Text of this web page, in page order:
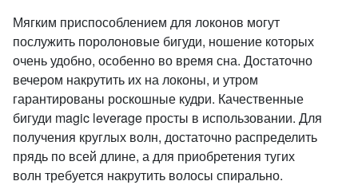
Мягким приспособлением для локонов могут
послужить поролоновые бигуди, ношение которых
очень удобно, особенно во время сна. Достаточно
вечером накрутить их на локоны, и утром
гарантированы роскошные кудри. Качественные
бигуди magic leverage просты в использовании. Для
получения круглых волн, достаточно распределить
прядь по всей длине, а для приобретения тугих
волн требуется накрутить волосы спирально.